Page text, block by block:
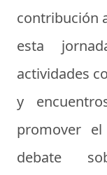
contribución
esta
actividades
y
promover
debate